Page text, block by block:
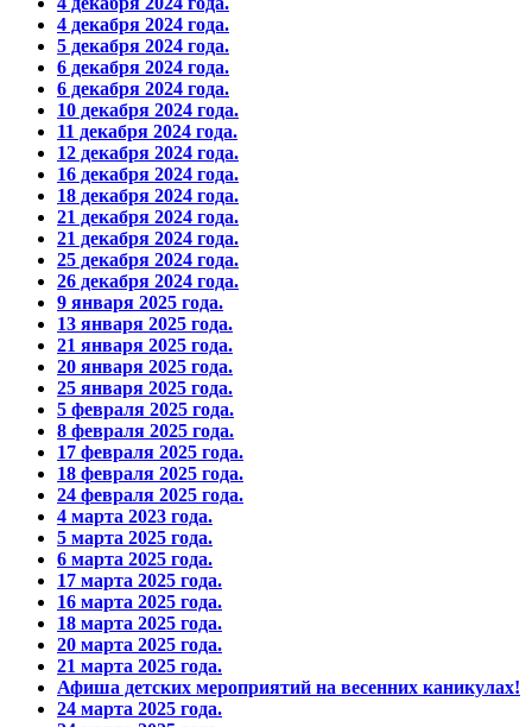
4 декабря 2024 года.
5 декабря 2024 года.
6 декабря 2024 года.
6 декабря 2024 года.
10 декабря 2024 года.
11 декабря 2024 года.
12 декабря 2024 года.
16 декабря 2024 года.
18 декабря 2024 года.
21 декабря 2024 года.
21 декабря 2024 года.
25 декабря 2024 года.
26 декабря 2024 года.
9 января 2025 года.
13 января 2025 года.
21 января 2025 года.
20 января 2025 года.
25 января 2025 года.
5 февраля 2025 года.
8 февраля 2025 года.
17 февраля 2025 года.
18 февраля 2025 года.
24 февраля 2025 года.
4 марта 2023 года.
5 марта 2025 года.
6 марта 2025 года.
17 марта 2025 года.
16 марта 2025 года.
18 марта 2025 года.
20 марта 2025 года.
21 марта 2025 года.
Афиша детских мероприятий на весенних каникулах!
24 марта 2025 года.